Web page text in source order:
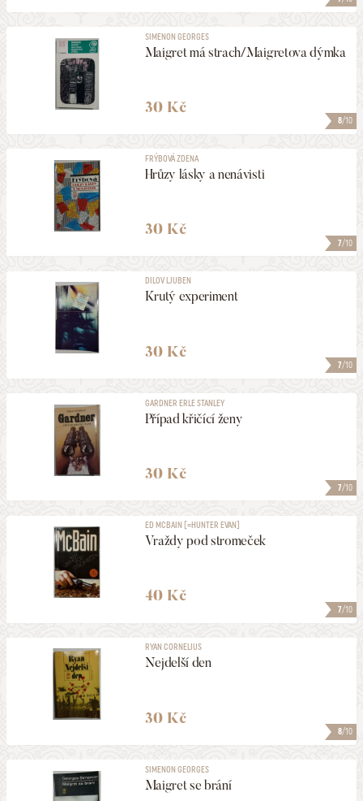
8/10
SIMENON GEORGES
Maigret má strach/Maigretova dýmka
30 Kč
7/10
FRÝBOVÁ ZDENA
Hrůzy lásky a nenávisti
30 Kč
7/10
DILOV LJUBEN
Krutý experiment
30 Kč
7/10
GARDNER ERLE STANLEY
Případ křičící ženy
30 Kč
7/10
ED MCBAIN [=HUNTER EVAN]
Vraždy pod stromeček
40 Kč
8/10
RYAN CORNELIUS
Nejdelší den
30 Kč
SIMENON GEORGES
Maigret se brání